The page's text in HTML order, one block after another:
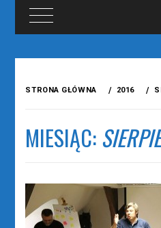
STRONA GŁÓWNA 2016
MIESIĄC: